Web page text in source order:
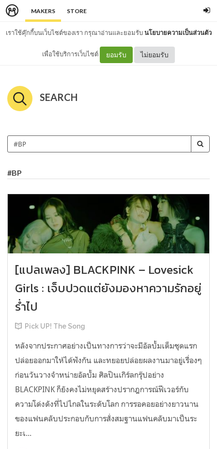
MAKERS STORE
เราใช้คุ๊กกี้บนเว็บไซต์ของเรา กรุณาอ่านและยอมรับนโยบายความเป็นส่วนตัว
เพื่อใช้บริการเว็บไซต์ ยอมรับ ไม่ยอมรับ
SEARCH
#BP
[แปลเพลง] BLACKPINK – Lovesick
Girls : เจ็บปวดแต่ยังมองหาความรักอยู่
ร่ำไป
Pick UP! The Song
หลังจากประกาศอย่างเป็นทางการว่าจะมีอัลบั้มเต็มชุดแรก
ปล่อยออกมาให้ได้ฟังกัน และทยอยปล่อยผลงานมาอยู่เรื่องๆ
ก่อนวันวางจำหน่ายอัลบั้ม ศิลปินเกิร์ลกรุ๊ปอย่าง
BLACKPINK ก็ยังคงไม่หยุดสร้างปรากฎการณ์ฟีเวอร์กับ
ความโด่งดังที่ไปไกลในระดับโลก การรอคอยอย่างยาวนาน
ของแฟนคลับประกอบกับการสั่งสมฐานแฟนคลับมาเป็นระ
ยะเ...